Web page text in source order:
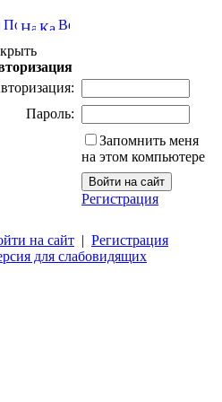
Пароль:
Запомнить меня
на этом компьютере
Регистрация
на сайт | Регистрация
для слабовидящих